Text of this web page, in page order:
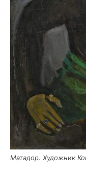
Мата­дор. Худож­ник